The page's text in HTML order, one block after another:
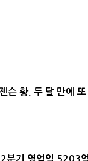
슨 황, 두 달 만에
2분기 영업익 5203